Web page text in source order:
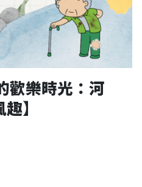
歡樂時光：河
】